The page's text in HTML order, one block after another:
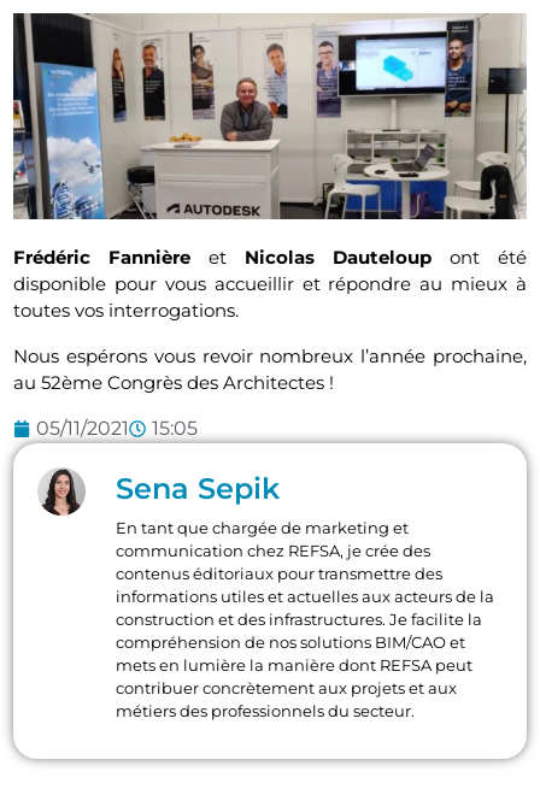
Frédéric Fannière et Nicolas Dauteloupont été
disponible pour vous accueillir et répondre au mieux à
toutes vos interrogations.
Nous espérons vous revoir nombreux l’année prochaine,
au 52ème Congrès des Architectes !
05/11/2021 15:05
Sena Sepik
En tant que chargée de marketing et
communication chez REFSA, je crée des
contenus éditoriaux pour transmettre des
informations utiles et actuelles aux acteurs de la
construction et des infrastructures. Je facilite la
compréhension de nos solutions BIM/CAO et
mets en lumière la manière dont REFSA peut
contribuer concrètement aux projets et aux
métiers des professionnels du secteur.